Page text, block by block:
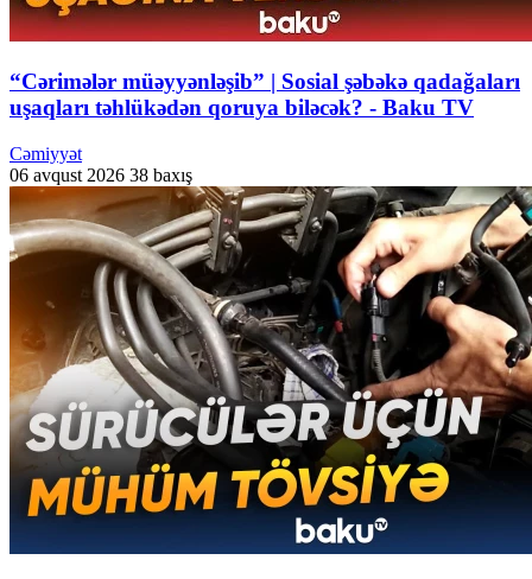
“Cərimələr müəyyənləşib” | Sosial şəbəkə qadağaları
uşaqları təhlükədən qoruya biləcək? - Baku TV
Cəmiyyət
06 avqust 2026 38 baxış